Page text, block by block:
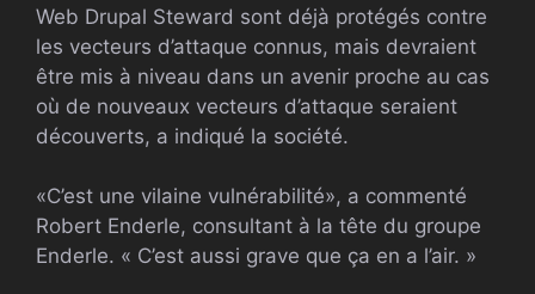
Web Drupal Steward sont déjà protégés contre
les vecteurs d’attaque connus, mais devraient
être mis à niveau dans un avenir proche au cas
où de nouveaux vecteurs d’attaque seraient
découverts, a indiqué la société.
«C’est une vilaine vulnérabilité», a commenté
Robert Enderle, consultant à la tête du groupe
Enderle. « C’est aussi grave que ça en a l’air. »